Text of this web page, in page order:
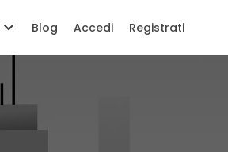
Blog Accedi Registrati